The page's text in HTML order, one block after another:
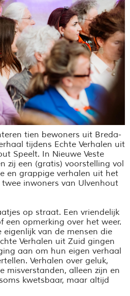
tien bewoners uit Breda-
tijdens Echte Verhalen uit
Speelt. In Nieuwe Veste
zij een (gratis) voorstelling vol
en grappige verhalen uit het
inwoners van Ulvenhout
op straat. Een vriendelijk
een opmerking over het weer.
van de mensen die
Verhalen uit Zuid gingen
aan om hun eigen verhaal
Verhalen over geluk,
misverstanden, alleen zijn en
kwetsbaar, maar altijd